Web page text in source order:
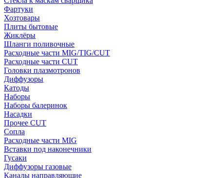
Фартуки
Хозтовары
Плиты бытовые
Жиклёры
Шланги поливочные
Расходные части MIG/TIG/CUT
Расходные части CUT
Головки плазмотронов
Диффузоры
Катоды
Наборы
Наборы балеринок
Насадки
Прочее CUT
Сопла
Расходные части MIG
Вставки под наконечники
Гусаки
Диффузоры газовые
Каналы направляющие